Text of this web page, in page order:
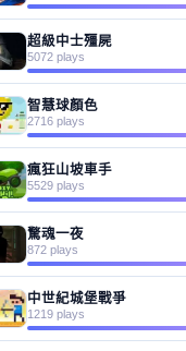
超級中士殭屍
5072 plays
智慧球顏色
2716 plays
瘋狂山坡車手
5529 plays
驚魂一夜
872 plays
中世紀城堡戰爭
1219 plays